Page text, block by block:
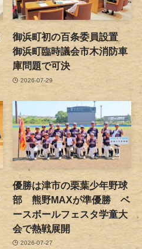
御浜町初の百条委員設置
御浜町臨時議会市木消防車
庫問題で可決
2026-07-29
優勝は津市の栗葉少年野球
部 熊野MAXが準優勝 ベ
ースボールフェスタ学童大
会で熱戦展開
2026-07-27